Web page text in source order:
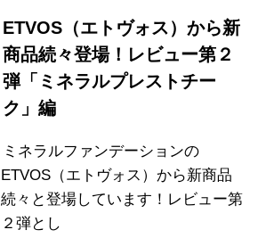
ETVOS（エトヴォス）から新
商品続々登場！レビュー第２
弾「ミネラルプレストチー
ク」編
ミネラルファンデーションの
ETVOS（エトヴォス）から新商品
続々と登場しています！レビュー第
２弾とし